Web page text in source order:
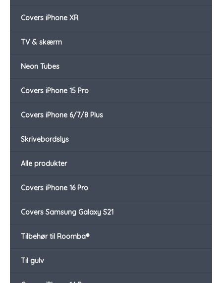
Covers iPhone XR
TV & skærm
Neon Tubes
Covers iPhone 15 Pro
Covers iPhone 6/7/8 Plus
Skrivebordslys
Alle produkter
Covers iPhone 16 Pro
Covers Samsung Galaxy S21
Tilbehør til Roomba®
Til gulv